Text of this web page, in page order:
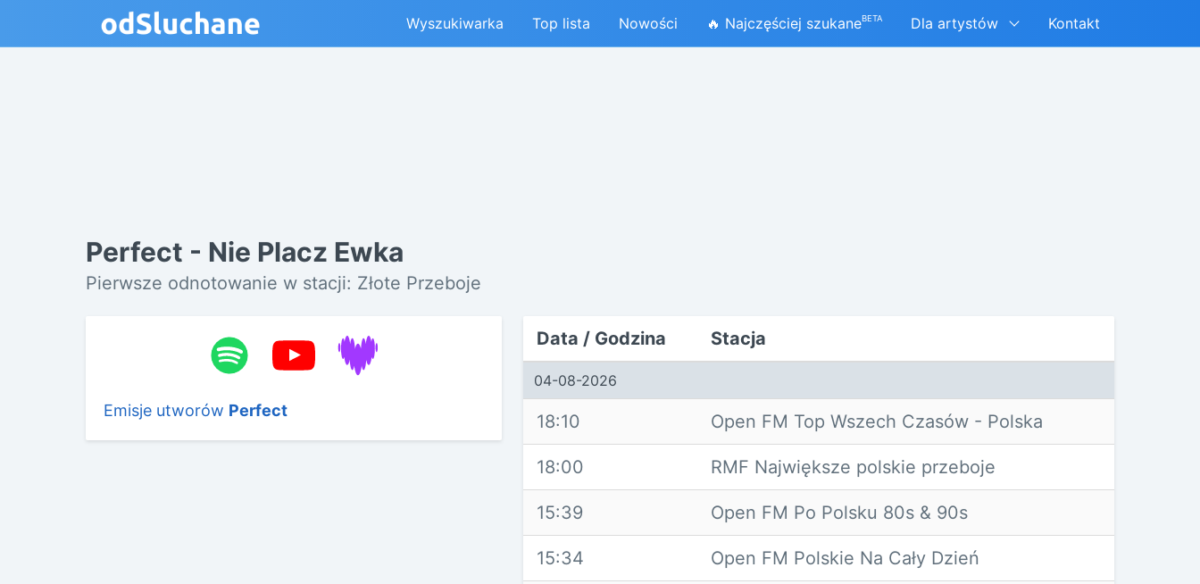
Wyszukiwarka Top lista Nowości 🔥 Najczęściej szukaneBETA Dla artystów Kontakt
Perfect - Nie Placz Ewka
Pierwsze odnotowanie w stacji: Złote Przeboje
Emisje utworów Perfect
Data / Godzina Stacja
04-08-2026
18:10 Open FM Top Wszech Czasów - Polska
18:00 RMF Największe polskie przeboje
15:39 Open FM Po Polsku 80s & 90s
15:34 Open FM Polskie Na Cały Dzień